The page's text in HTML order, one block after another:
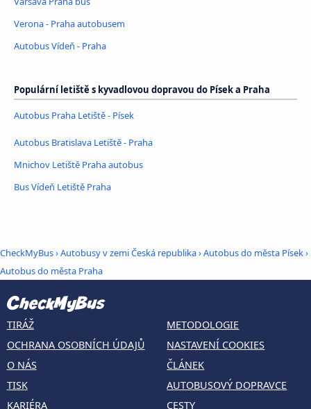
Verona - Praha autobusem
Autobus Vídeň - Praha
Populární letiště s kyvadlovou dopravou do Písek a Praha
Autobus Praha Letiště - Písek
Autobus Bratislava Letiště - Praha
Mnichov Letiště Praha autobus
Bus Vídeň Letiště Praha
CheckMyBus›Autobusy v zemi Česká republika›Autobus do města Písek›
Autobus do města Praha
TIRÁŽ
OCHRANA OSOBNÍCH ÚDAJŮ
O NÁS
TISK
KARIÉRA
METODOLOGIE
NASTAVENÍ COOKIES
ČLÁNEK
AUTOBUSOVÝ DOPRAVCE
CESTY